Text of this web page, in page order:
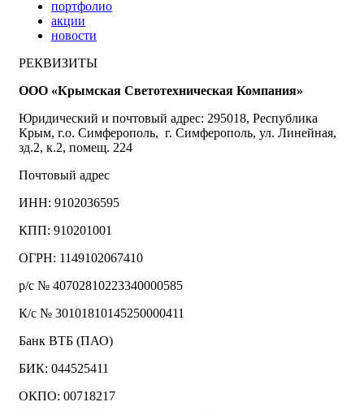
портфолио
акции
новости
РЕКВИЗИТЫ
ООО «Крымская Светотехническая Компания»
Юридический и почтовый адрес: 295018, Республика
Крым, г.о. Симферополь, г. Симферополь, ул. Линейная,
зд.2, к.2, помещ. 224
Почтовый адрес
ИНН: 9102036595
КПП: 910201001
ОГРН: 1149102067410
р/с № 40702810223340000585
К/с № 30101810145250000411
Банк ВТБ (ПАО)
БИК: 044525411
ОКПО: 00718217